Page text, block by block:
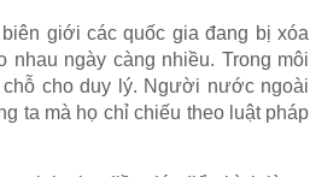
giới các quốc gia đang bị xóa
nhau ngày càng nhiều. Trong môi
cho duy lý. Người nước ngoài
ta mà họ chỉ chiếu theo luật pháp